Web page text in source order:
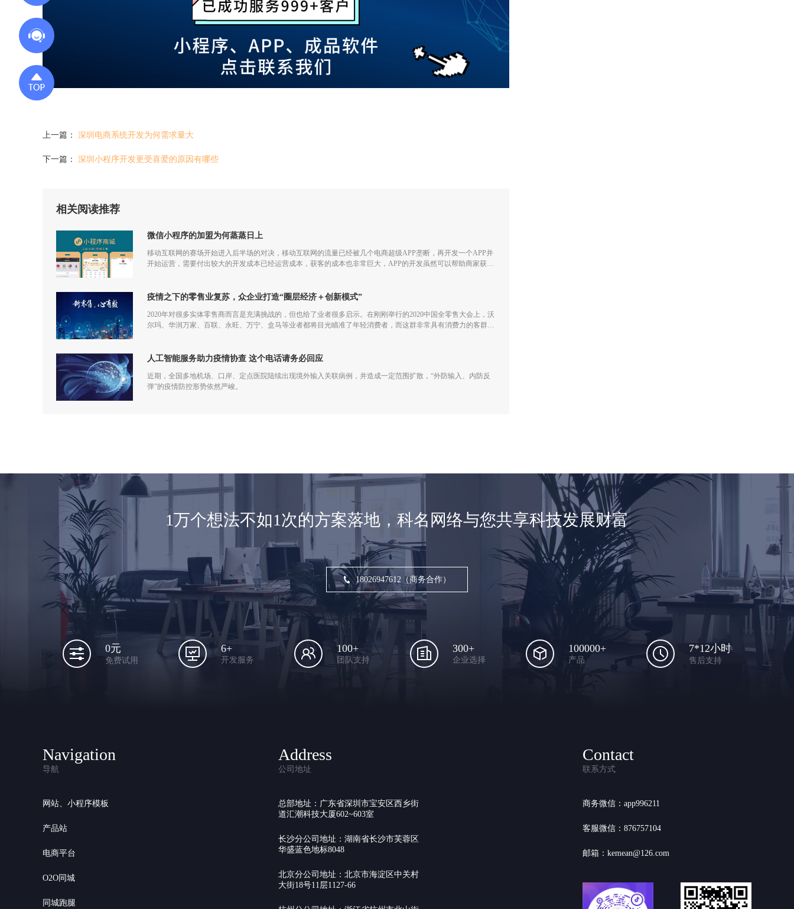
上一篇： 深圳电商系统开发为何需求量大
下一篇： 深圳小程序开发更受喜爱的原因有哪些
相关阅读推荐
微信小程序的加盟为何蒸蒸日上
移动互联网的赛场开始进入后半场的对决，移动互联网的流量已经被几个电商超级APP垄断，再开发一个APP并
开始运营，需要付出较大的开发成本已经运营成本，获客的成本也非常巨大，APP的开发虽然可以帮助商家获取
疫情之下的零售业复苏，众企业打造“圈层经济＋创新模式”
2020年对很多实体零售商而言是充满挑战的，但也给了业者很多启示。在刚刚举行的2020中国全零售大会上，沃
尔玛、华润万家、百联、永旺、万宁、盒马等业者都将目光瞄准了年轻消费者，而这群非常具有消费力的客群不
人工智能服务助力疫情协查 这个电话请务必回应
近期，全国多地机场、口岸、定点医院陆续出现境外输入关联病例，并造成一定范围扩散，“外防输入、内防反
弹”的疫情防控形势依然严峻。
1万个想法不如1次的方案落地，科名网络与您共享科技发展财富
18026947612（商务合作）
0元
免费试用
6+
开发服务
100+
团队支持
300+
企业选择
100000+
产品
7*12小时
售后支持
Navigation
导航
网站、小程序模板
产品站
电商平台
O2O同城
同城跑腿
Address
公司地址
总部地址：广东省深圳市宝安区西乡街
道汇潮科技大厦602~603室
长沙分公司地址：湖南省长沙市芙蓉区
华盛蓝色地标8048
北京分公司地址：北京市海淀区中关村
大街18号11层1127-66
Contact
联系方式
商务微信：app996211
客服微信：876757104
邮箱：kemean@126.com